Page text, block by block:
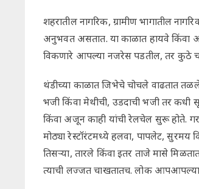
शहरातील नागरिक, ग्रामीण भागातील
अनुभवत असतात. या काळात हायवे किंवा
विकणारे आपल्या नजरेस पडतील, तर कुठे
थंडीच्या काळात जिभेचे चोचले वाढतात
भजी किंवा मेथीची, उडदाची भजी तर कधी
किंवा अजून काही यांची रेलचेल सुरू होते.
मोठ्या रेस्टॉरंटमध्ये हलवा, पापलेट, सुरमय
तिसऱ्या, तारले किंवा इतर ताजे मासे
त्याची लज्जत चाखतातच. लोक आपआपल्या